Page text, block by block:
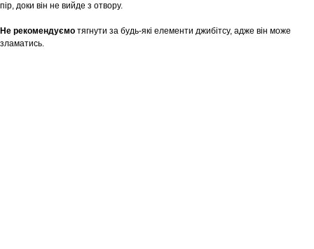
пір, доки він не вийде з отвору.
Не рекомендуємо тягнути за будь-які елементи джибітсу, адже він може
зламатись.